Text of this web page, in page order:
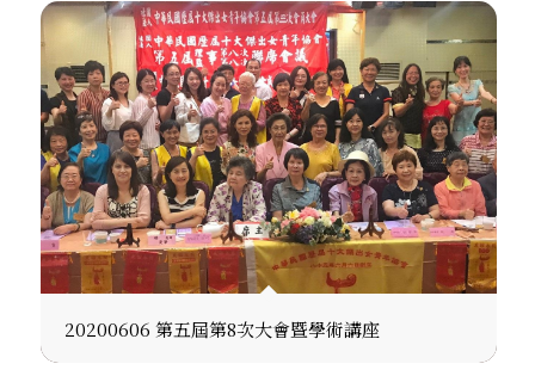
20200606 第五屆第8次大會暨學術講座